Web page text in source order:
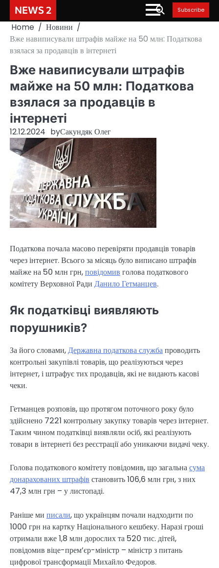
content
NEWS 2 Subscribe
Home
Новини
Вже навиписували штрафів майже на 50 млн: Податкова
взялася за продавців в інтернеті
Вже навиписували штрафів
майже на 50 млн: Податкова
взялася за продавців в
інтернеті
12.12.2024 byСакундяк Олег
Податкова почала масово перевіряти продавців товарів
через інтернет. Всього за місяць було виписано штрафів
майже на 50 млн грн,повідомив голова податкового
комітету Верховної Ради Данило Гетманцев.
Як податківці виявляють
порушників?
За його словами,Державна податкова службапроводить
контрольні закупівлі товарів, що реалізуються через
інтернет, і штрафує тих продавців, які не видають касові
чеки.
Гетманцев розповів, що протягом поточного року було
здійснено 7221 контрольну закупку товарів через інтернет.
Таким чином податківці виявляли осіб, які реалізують
товари в інтернеті без реєстрації або уникаючи видачі чеку.
Голова податкового комітету повідомив, що загальнасума
донарахованих штрафів становить 106,6 млн грн, з них
47,3 млн грн – у листопаді.
Раніше ми писали, що українцям почали надходити по
1000 грн на картку Національного кешбеку. Наразі гроші
отримали вже 1,8 млн дорослих та 520 тис. дітей,
повідомив віце-прем’єр-міністр – міністр з питань
цифрової трансформації Михайло Федоров.